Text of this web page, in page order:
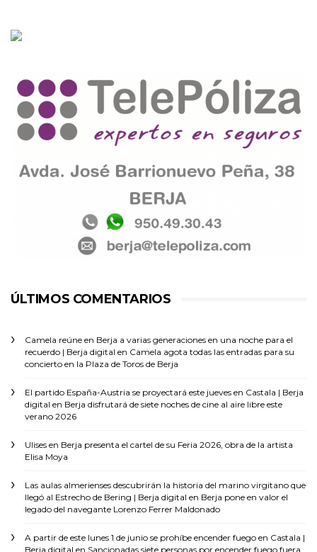
ÚLTIMOS COMENTARIOS
Camela reúne en Berja a varias generaciones en una noche para el
recuerdo | Berja digital en Camela agota todas las entradas para su
concierto en la Plaza de Toros de Berja
El partido España-Austria se proyectará este jueves en Castala | Berja
digital en Berja disfrutará de siete noches de cine al aire libre este
verano 2026
Ulises en Berja presenta el cartel de su Feria 2026, obra de la artista
Elisa Moya
Las aulas almerienses descubrirán la historia del marino virgitano que
llegó al Estrecho de Bering | Berja digital en Berja pone en valor el
legado del navegante Lorenzo Ferrer Maldonado
A partir de este lunes 1 de junio se prohíbe encender fuego en Castala |
Berja digital en Sancionadas siete personas por encender fuego fuera